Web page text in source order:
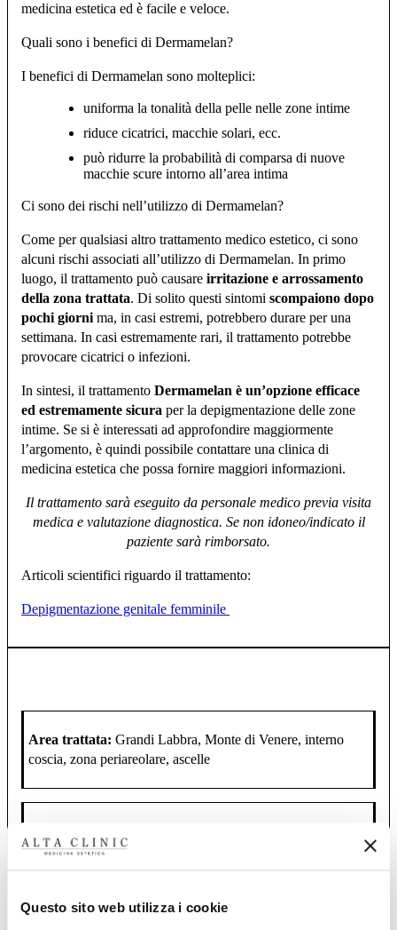
Questo sito web utilizza i cookie
medicina estetica ed è facile e veloce.
Quali sono i benefici di Dermamelan?
I benefici di Dermamelan sono molteplici:
uniforma la tonalità della pelle nelle zone intime
riduce cicatrici, macchie solari, ecc.
può ridurre la probabilità di comparsa di nuove
macchie scure intorno all’area intima
Ci sono dei rischi nell’utilizzo di Dermamelan?
Come per qualsiasi altro trattamento medico estetico, ci sono
alcuni rischi associati all’utilizzo di Dermamelan. In primo
luogo, il trattamento può causare irritazione e arrossamento
della zona trattata. Di solito questi sintomi scompaiono dopo
pochi giorni ma, in casi estremi, potrebbero durare per una
settimana. In casi estremamente rari, il trattamento potrebbe
provocare cicatrici o infezioni.
In sintesi, il trattamento Dermamelan è un’opzione efficace
ed estremamente sicura per la depigmentazione delle zone
intime. Se si è interessati ad approfondire maggiormente
l’argomento, è quindi possibile contattare una clinica di
medicina estetica che possa fornire maggiori informazioni.
Il trattamento sarà eseguito da personale medico previa visita
medica e valutazione diagnostica. Se non idoneo/indicato il
paziente sarà rimborsato.
Articoli scientifici riguardo il trattamento:
Depigmentazione genitale femminile
Area trattata: Grandi Labbra, Monte di Venere, interno
coscia, zona periareolare, ascelle
Numero di sedute:1 seduta